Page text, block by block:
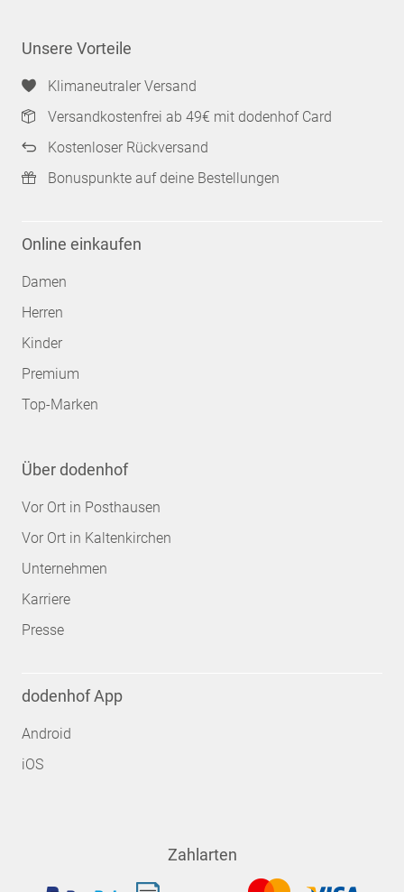
Unsere Vorteile
Klimaneutraler Versand
Versandkostenfrei ab 49€ mit dodenhof Card
Kostenloser Rückversand
Bonuspunkte auf deine Bestellungen
Online einkaufen
Damen
Herren
Kinder
Premium
Top-Marken
Über dodenhof
Vor Ort in Posthausen
Vor Ort in Kaltenkirchen
Unternehmen
Karriere
Presse
dodenhof App
Android
iOS
Zahlarten